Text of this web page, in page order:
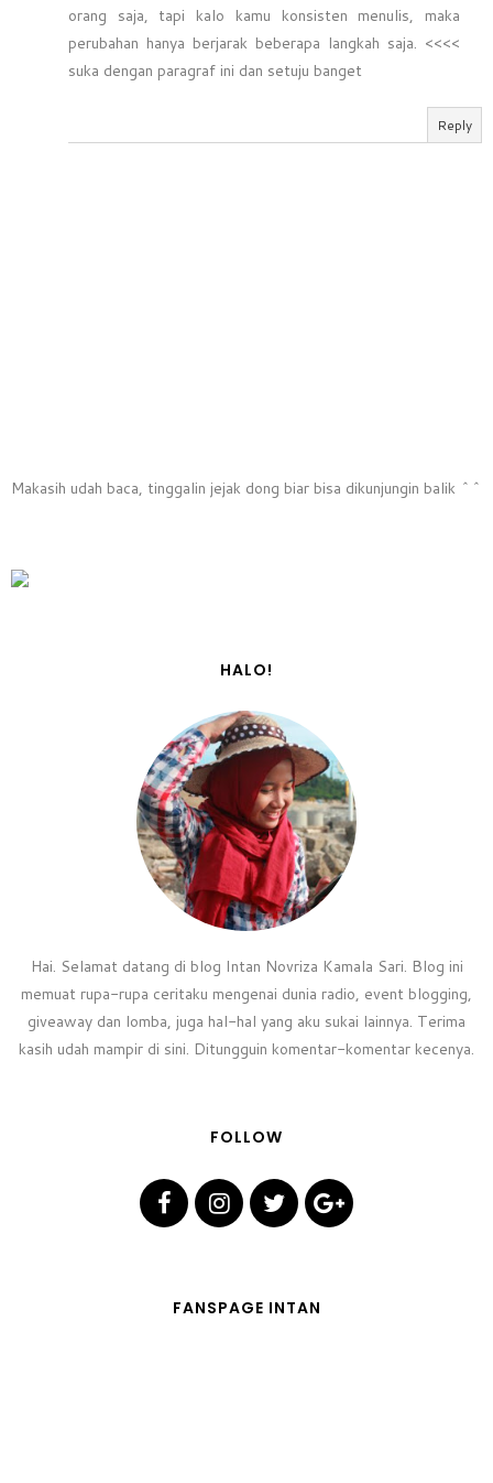
orang saja, tapi kalo kamu konsisten menulis, maka
perubahan hanya berjarak beberapa langkah saja. <<<<
suka dengan paragraf ini dan setuju banget
Reply
Makasih udah baca, tinggalin jejak dong biar bisa dikunjungin balik ^^
HALO!
Hai. Selamat datang di blog Intan Novriza Kamala Sari. Blog ini
memuat rupa-rupa ceritaku mengenai dunia radio, event blogging,
giveaway dan lomba, juga hal-hal yang aku sukai lainnya. Terima
kasih udah mampir di sini. Ditungguin komentar-komentar kecenya.
FOLLOW
FANSPAGE INTAN